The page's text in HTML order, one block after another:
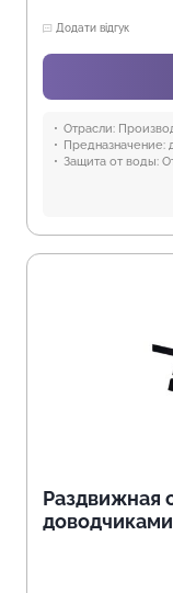
Додати відгук
Отрасли:
Предназначение:
Защита от воды:
Раздвижная